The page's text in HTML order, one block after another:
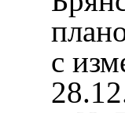
с